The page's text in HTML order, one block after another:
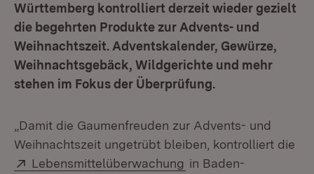
Württemberg kontrolliert derzeit wieder gezielt
die begehrten Produkte zur Advents- und
Weihnachtszeit. Adventskalender, Gewürze,
Weihnachtsgebäck, Wildgerichte und mehr
stehen im Fokus der Überprüfung.
„Damit die Gaumenfreuden zur Advents- und
Weihnachtszeit ungetrübt bleiben, kontrolliert die
Extern:
Lebensmittelüberwachung (Öffnet in neuem
in Baden-